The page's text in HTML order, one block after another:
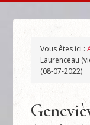
Vous êtes ici :
Laurenceau
(08-07-2022)